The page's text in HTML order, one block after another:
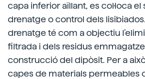
capa inferior aïllant, es col·loca
drenatge o control dels
drenatge té com a objectiu
filtrada i dels residus
construcció del dipòsit. Per a
capes de materials permeables